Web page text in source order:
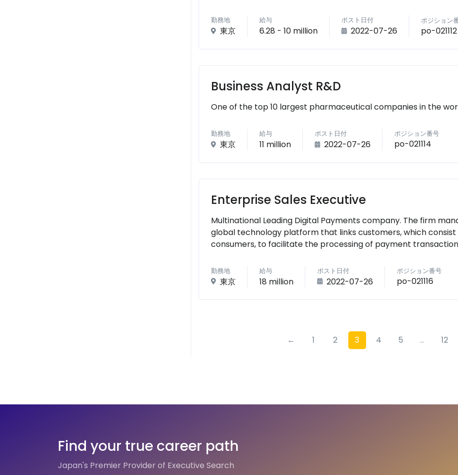
勤務地
東京
給与
6.28 - 10 million
ポスト日付
2022-07-26
ポジション
po-021112
Business Analyst R&D
One of the top 10 largest pharmaceutical companies in the
勤務地
東京
給与
11 million
ポスト日付
2022-07-26
ポジション番号
po-021114
Enterprise Sales Executive
Multinational Leading Digital Payments company. The firm
global technology platform that links customers, which
consumers, to facilitate the processing of payment
勤務地
東京
給与
18 million
ポスト日付
2022-07-26
ポジション番号
po-021116
← 1 2 3 4 5 ... 12
Find your true career path
Japan's Premier Provider of Executive Search